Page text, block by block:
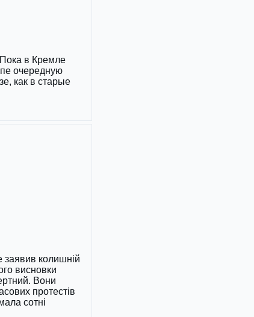
в Кремле
очередную
как в старые
заявив колишній
висновки
Вони
протестів
сотні